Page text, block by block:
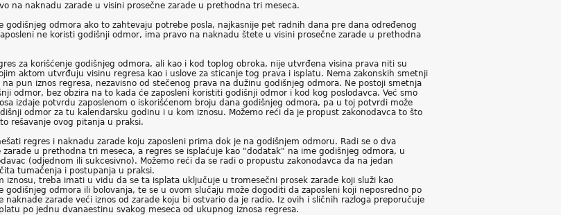
na naknadu zarade u visini prosečne zarade u prethodna tri meseca.
godišnjeg odmora ako to zahtevaju potrebe posla, najkasnije pet radnih dana pre dana određenog
ne koristi godišnji odmor, ima pravo na naknadu štete u visini prosečne zarade u prethodna
za korišćenje godišnjeg odmora, ali kao i kod toplog obroka, nije utvrđena visina prava niti su
aktom utvrđuju visinu regresa kao i uslove za sticanje tog prava i isplatu. Nema zakonskih smetnji
pun iznos regresa, nezavisno od stečenog prava na dužinu godišnjeg odmora. Ne postoji smetnja
odmor, bez obzira na to kada će zaposleni koristiti godišnji odmor i kod kog poslodavca. Već smo
izdaje potvrdu zaposlenom o iskorišćenom broju dana godišnjeg odmora, pa u toj potvrdi može
odmor za tu kalendarsku godinu i u kom iznosu. Možemo reći da je propust zakonodavca to što
rešavanje ovog pitanja u praksi.
regres i naknadu zarade koju zaposleni prima dok je na godišnjem odmoru. Radi se o dva
u prethodna tri meseca, a regres se isplaćuje kao "dodatak" na ime godišnjeg odmora, u
(odjednom ili sukcesivno). Možemo reći da se radi o propustu zakonodavca da na jedan
tumačenja i postupanja u praksi.
iznosu, treba imati u vidu da se ta isplata uključuje u tromesečni prosek zarade koji služi kao
odmora ili bolovanja, te se u ovom slučaju može dogoditi da zaposleni koji neposredno po
zarade veći iznos od zarade koju bi ostvario da je radio. Iz ovih i sličnih razloga preporučuje
po jednu dvanaestinu svakog meseca od ukupnog iznosa regresa.